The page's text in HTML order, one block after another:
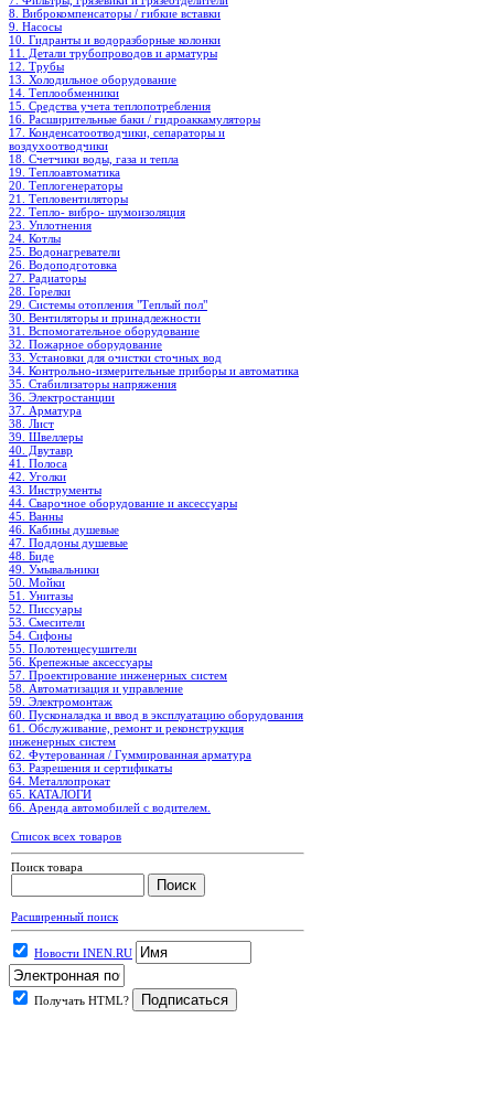
8. Виброкомпенсаторы / гибкие вставки
9. Насосы
10. Гидранты и водоразборные колонки
11. Детали трубопроводов и арматуры
12. Трубы
13. Холодильное oборудование
14. Теплообменники
15. Средства учета теплопотребления
16. Расширительные баки / гидроаккамуляторы
17. Конденсатоотводчики, сепараторы и
воздухоотводчики
18. Счетчики воды, газа и тепла
19. Теплоавтоматика
20. Теплогенераторы
21. Тепловентиляторы
22. Тепло- вибро- шумоизоляция
23. Уплотнения
24. Котлы
25. Водонагреватели
26. Водоподготовка
27. Радиаторы
28. Горелки
29. Системы отопления "Теплый пол"
30. Вентиляторы и принадлежности
31. Вспомогательное оборудование
32. Пожарное оборудование
33. Установки для очистки сточных вод
34. Контрольно-измерительные приборы и автоматика
35. Стабилизаторы напряжения
36. Электростанции
37. Арматура
38. Лист
39. Швеллеры
40. Двутавр
41. Полоса
42. Уголки
43. Инструменты
44. Сварочное оборудование и аксессуары
45. Ванны
46. Кабины душевые
47. Поддоны душевые
48. Биде
49. Умывальники
50. Мойки
51. Унитазы
52. Писсуары
53. Смесители
54. Сифоны
55. Полотенцесушители
56. Крепежные аксессуары
57. Проектирование инженерных систем
58. Автоматизация и управление
59. Электромонтаж
60. Пусконаладка и ввод в эксплуатацию оборудования
61. Обслуживание, ремонт и реконструкция
инженерных систем
62. Футерованная / Гуммированная арматура
63. Разрешения и сертификаты
64. Металлопрокат
65. КАТАЛОГИ
66. Аренда автомобилей с водителем.
Список всех товаров
Поиск товара
Расширенный поиск
Новости INEN.RU
Получать HTML?